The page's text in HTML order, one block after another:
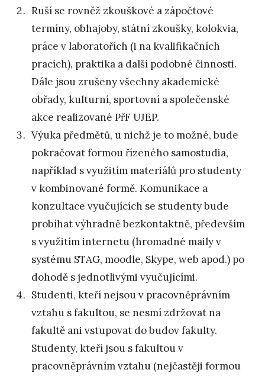
Ruší se rovněž zkouškové a zápočtové
termíny, obhajoby, státní zkoušky, kolokvia,
práce v laboratořích (i na kvalifikačních
pracích), praktika a další podobné činnosti.
Dále jsou zrušeny všechny akademické
obřady, kulturní, sportovní a společenské
akce realizované PřF UJEP.
Výuka předmětů, u nichž je to možné, bude
pokračovat formou řízeného samostudia,
například s využitím materiálů pro studenty
v kombinované formě. Komunikace a
konzultace vyučujících se studenty bude
probíhat výhradně bezkontaktně, především
s využitím internetu (hromadné maily v
systému STAG, moodle, Skype, web apod.) po
dohodě s jednotlivými vyučujícími.
Studenti, kteří nejsou v pracovněprávním
vztahu s fakultou, se nesmí zdržovat na
fakultě ani vstupovat do budov fakulty.
Studenty, kteří jsou s fakultou v
pracovněprávním vztahu (nejčastěji formou